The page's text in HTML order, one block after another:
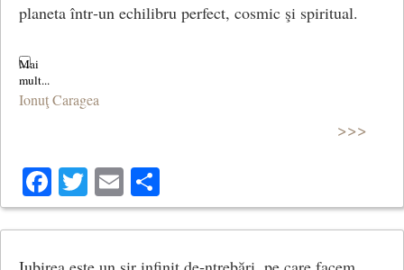
planeta într‑un echilibru perfect, cosmic şi spiritual.
Ionuţ Caragea
>>>
Facebook
Twitter
Email